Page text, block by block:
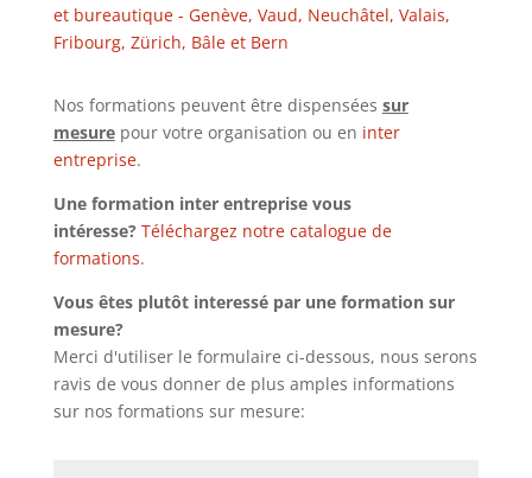
et bureautique - Genève, Vaud, Neuchâtel, Valais,
Fribourg, Zürich, Bâle et Bern
Nos formations peuvent être dispensées sur
mesurepour votre organisation ou en inter
entreprise.
Une formation inter entreprise vous
intéresse? Téléchargez notre catalogue de
formations.
Vous êtes plutôt interessé par une formation sur
mesure?
Merci d'utiliser le formulaire ci-dessous, nous serons
ravis de vous donner de plus amples informations
sur nos formations sur mesure: